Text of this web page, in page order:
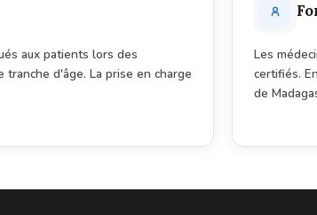
aux patients lors des
d'âge. La prise en charge
Les
certifiés.
de